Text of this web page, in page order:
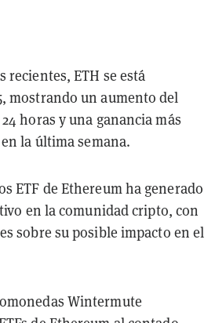
recientes, ETH se está
mostrando un aumento del
horas y una ganancia más
la última semana.
ETF de Ethereum ha generado
en la comunidad cripto, con
sobre su posible impacto en el
Wintermute